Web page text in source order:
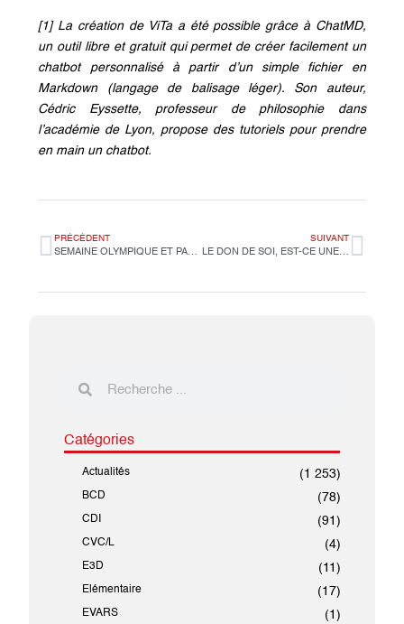
[1] La création de ViTa a été possible grâce à ChatMD,
un outil libre et gratuit qui permet de créer facilement un
chatbot personnalisé à partir d’un simple fichier en
Markdown (langage de balisage léger). Son auteur,
Cédric Eyssette, professeur de philosophie dans
l’académie de Lyon, propose des tutoriels pour prendre
en main un chatbot.
PRÉCÉDENT
SEMAINE OLYMPIQUE ET PARALYMPIQUE
SUIVANT
LE DON DE SOI, EST-CE UNE VERTU TOUJOURS D’ACTUALITE CHEZ NOS ELEVES DU LYCEE INTERNATIONAL JEAN-MERMOZ ?
Catégories
Actualités (1 253)
BCD (78)
CDI (91)
CVC/L (4)
E3D (11)
Elémentaire (17)
EVARS (1)